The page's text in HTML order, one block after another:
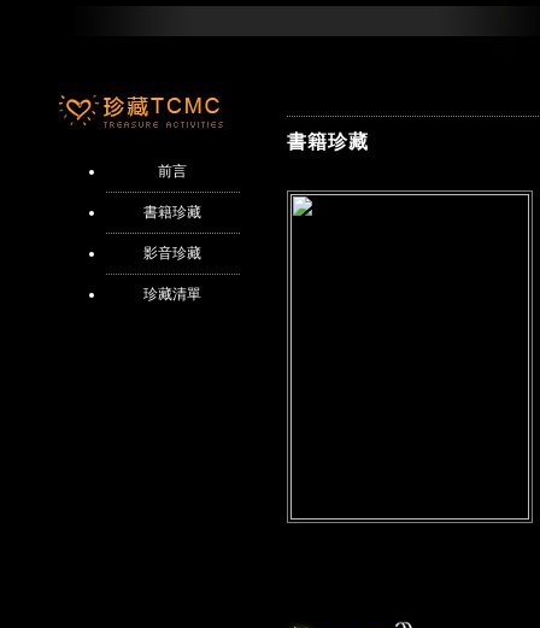
前言
書籍珍藏
影音珍藏
珍藏清單
書籍珍藏